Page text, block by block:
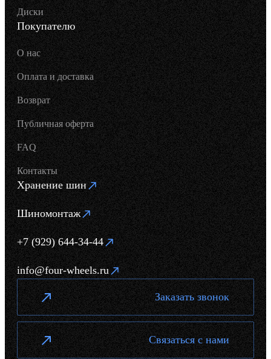
Диски
Покупателю
О нас
Оплата и доставка
Возврат
Публичная оферта
FAQ
Контакты
Хранение шин
Шиномонтаж
+7 (929) 644-34-44
info@four-wheels.ru
Заказать звонок
Связаться с нами